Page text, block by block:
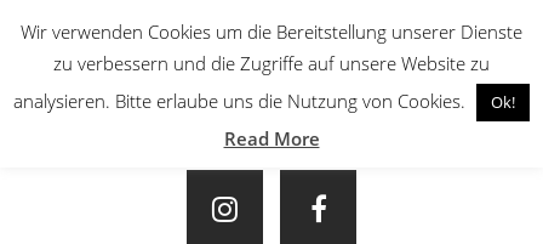
Wir verwenden Cookies um die Bereitstellung unserer Dienste
zu verbessern und die Zugriffe auf unsere Website zu
analysieren. Bitte erlaube uns die Nutzung von Cookies.
Ok!
Read More